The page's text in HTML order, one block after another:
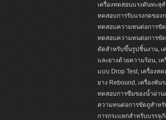
เครื่องทดสอบแรงดันทะลุ
ทดสอบการรับแรงกดของก
ทดสอบความทนต่อการขัด
ทดสอบความทนต่อการขัด
ตัดสำหรับขึ้นรูปชิ้นงาน, เ
และยางด้วยความร้อน, เ
แบบ Drop Test, เครื่องท
ยาง Rebound, เครื่องพัน
ทดสอบการซึมของน้ำผ่าน
ความทนต่อการขัดถูสำหรั
การกระแทกสำหรับบรรจุ